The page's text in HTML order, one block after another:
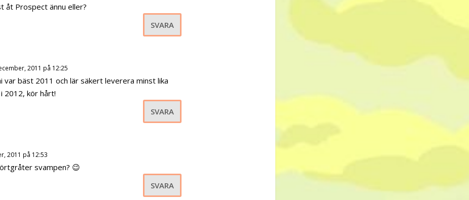
åt Prospect ännu eller?
SVARA
2011 på 12:25
var bäst 2011 och lär säkert leverera minst lika
2012, kör hårt!
SVARA
2011 på 12:53
svampen? 😉
SVARA